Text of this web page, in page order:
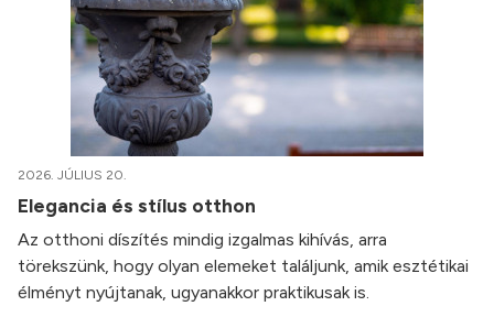
2026. JÚLIUS 20.
Elegancia és stílus otthon
Az otthoni díszítés mindig izgalmas kihívás, arra
törekszünk, hogy olyan elemeket találjunk, amik esztétikai
élményt nyújtanak, ugyanakkor praktikusak is.